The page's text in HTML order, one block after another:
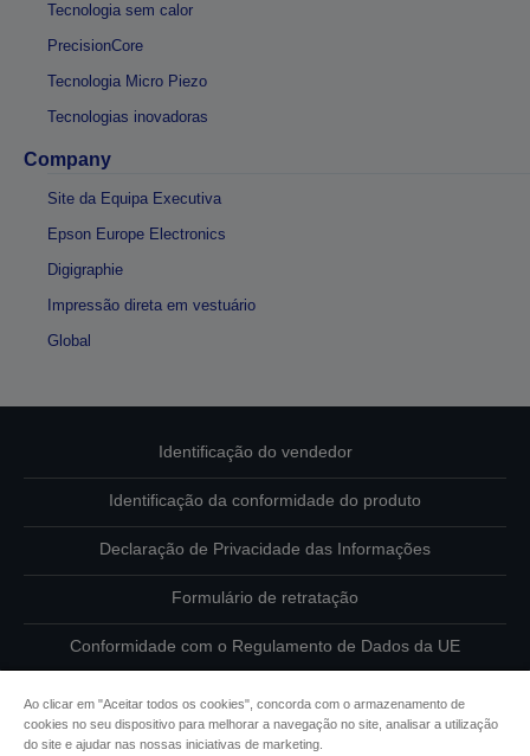
Tecnologia sem calor
PrecisionCore
Tecnologia Micro Piezo
Tecnologias inovadoras
Company
Site da Equipa Executiva
Epson Europe Electronics
Digigraphie
Impressão direta em vestuário
Global
Identificação do vendedor
Identificação da conformidade do produto
Declaração de Privacidade das Informações
Formulário de retratação
Conformidade com o Regulamento de Dados da UE
Informações sobre cookies
Ao clicar em "Aceitar todos os cookies", concorda com o armazenamento de
cookies no seu dispositivo para melhorar a navegação no site, analisar a utilização
do site e ajudar nas nossas iniciativas de marketing.